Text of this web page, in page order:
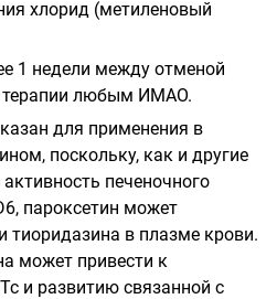
хлорид (метиленовый
1 недели между отменой
терапии любым ИМАО.
для применения в
поскольку, как и другие
печеночного
пароксетин может
тиоридазина в плазме крови.
может привести к
и развитию связанной с